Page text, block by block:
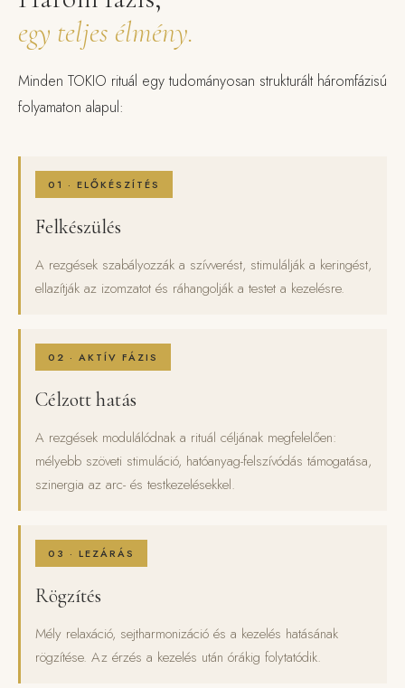
egy teljes élmény.
Minden TOKIO rituál egy tudományosan strukturált háromfázisú
folyamaton alapul:
01 · ELŐKÉSZÍTÉS
Felkészülés
A rezgések szabályozzák a szívverést, stimulálják a keringést,
ellazítják az izomzatot és ráhangolják a testet a kezelésre.
02 · AKTÍV FÁZIS
Célzott hatás
A rezgések modulálódnak a rituál céljának megfelelően:
mélyebb szöveti stimuláció, hatóanyag-felszívódás támogatása,
szinergia az arc- és testkezelésekkel.
03 · LEZÁRÁS
Rögzítés
Mély relaxáció, sejtharmonizáció és a kezelés hatásának
rögzítése. Az érzés a kezelés után órákig folytatódik.